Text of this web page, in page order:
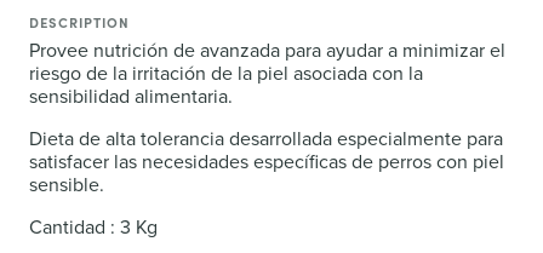
DESCRIPTION
Provee nutrición de avanzada para ayudar a minimizar el
riesgo de la irritación de la piel asociada con la
sensibilidad alimentaria.
Dieta de alta tolerancia desarrollada especialmente para
satisfacer las necesidades específicas de perros con piel
sensible.
Cantidad : 3 Kg